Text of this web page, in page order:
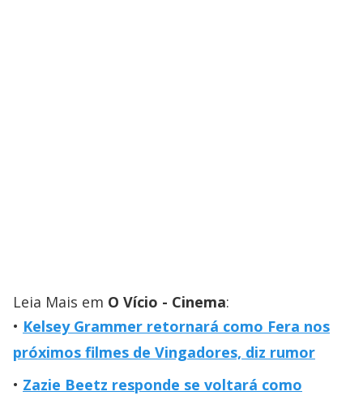
Leia Mais em O Vício - Cinema:
Kelsey Grammer retornará como Fera nos
próximos filmes de Vingadores, diz rumor
Zazie Beetz responde se voltará como